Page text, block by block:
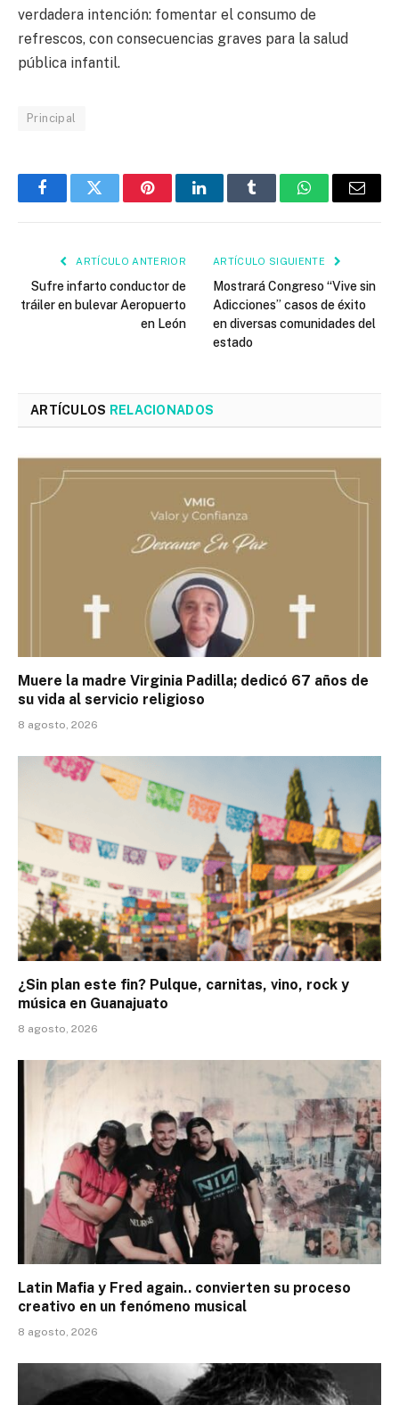
verdadera intención: fomentar el consumo de
refrescos, con consecuencias graves para la salud
pública infantil.
Principal
FacebookTwitter PinterestLinkedInTumblr WhatsAppEmail
ARTÍCULO ANTERIOR
Sufre infarto conductor de
tráiler en bulevar Aeropuerto
en León
ARTÍCULO SIGUIENTE
Mostrará Congreso “Vive sin
Adicciones” casos de éxito
en diversas comunidades del
estado
ARTÍCULOS RELACIONADOS
Muere la madre Virginia Padilla; dedicó 67 años de
su vida al servicio religioso
8 agosto, 2026
¿Sin plan este fin? Pulque, carnitas, vino, rock y
música en Guanajuato
8 agosto, 2026
Latin Mafia y Fred again.. convierten su proceso
creativo en un fenómeno musical
8 agosto, 2026